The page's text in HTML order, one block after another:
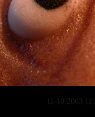
11-10-2003